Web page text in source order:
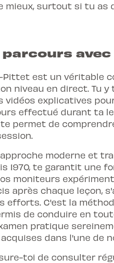
mieux, surtout si tu as
parcours
Pittet est un véritable
niveau en direct. Tu
vidéos explicatives
effectué durant ta
permet de
moderne et
1970, te garantit une
moniteurs
après chaque leçon,
efforts. C'est la
de conduire en
pratique
dans l'une de
toi de consulter